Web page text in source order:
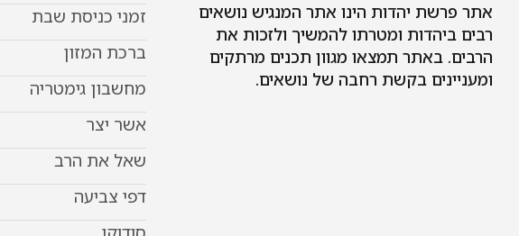
אתר פרשת יהדות הינו אתר המנגיש נושאים
רבים ביהדות ומטרתו להמשיך ולזכות את
הרבים. באתר תמצאו מגוון תכנים מרתקים
ומעניינים בקשת רחבה של נושאים.
זמני כניסת שבת
ברכת המזון
מחשבון גימטריה
אשר יצר
שאל את הרב
דפי צביעה